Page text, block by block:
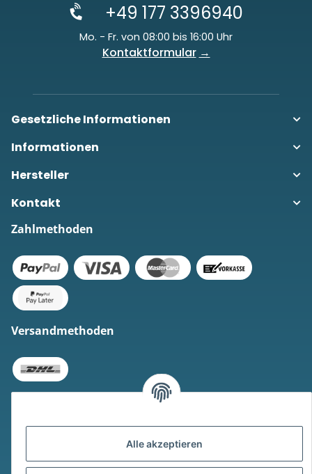
Alle akzeptieren
+49 177 3396940
Mo. - Fr. von 08:00 bis 16:00 Uhr
Kontaktformular
Gesetzliche Informationen
Informationen
Hersteller
Kontakt
Zahlmethoden
Versandmethoden
* Alle Preise inkl. gesetzlicher USt., zzgl.
Widerrufsbutton